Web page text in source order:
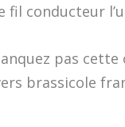
fil conducteur
pas cette
brassicole